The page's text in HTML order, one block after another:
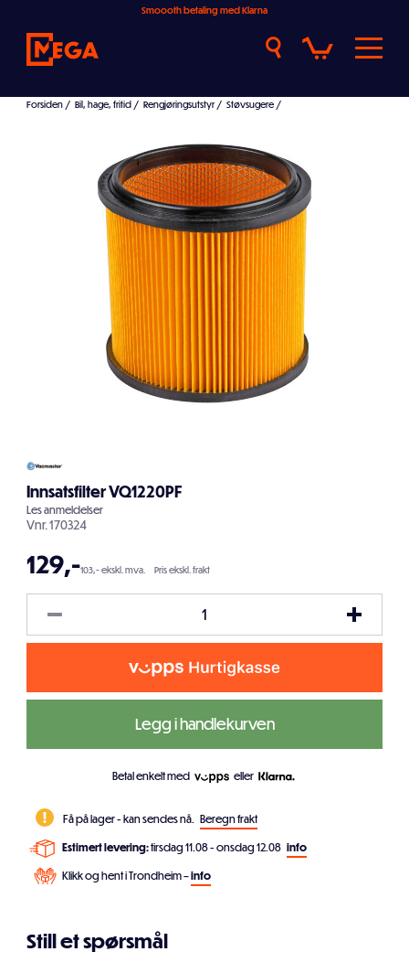
Smoooth betaling med Klarna
Forsiden / Bil, hage, fritid / Rengjøringsutstyr / Støvsugere /
Innsatsfilter VQ1220PF
Lesanmeldelser
Vnr.170324
129,-103,- ekskl. mva. Pris ekskl. frakt
Legg i handlekurven
Betal enkelt med eller
Få på lager - kan sendes nå. Beregn frakt
Estimert levering:tirsdag 11.08 - onsdag 12.08 info
Klikk og hent i Trondheim –info
Still et spørsmål